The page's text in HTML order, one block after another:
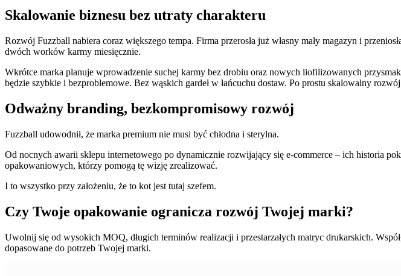
Skalowanie biznesu bez utraty charakteru
Rozwój Fuzzball nabiera coraz większego tempa. Firma przerosła już własny mały magazyn i
dwóch worków karmy miesięcznie.
Wkrótce marka planuje wprowadzenie suchej karmy bez drobiu oraz nowych liofilizowanych
będzie szybkie i bezproblemowe. Bez wąskich gardeł w łańcuchu dostaw. Po prostu skalowalny
Odważny branding, bezkompromisowy rozwój
Fuzzball udowodnił, że marka premium nie musi być chłodna i sterylna.
Od nocnych awarii sklepu internetowego po dynamicznie rozwijający się e-commerce – ich historia
opakowaniowych, którzy pomogą tę wizję zrealizować.
I to wszystko przy założeniu, że to kot jest tutaj szefem.
Czy Twoje opakowanie ogranicza rozwój Twojej marki?
Uwolnij się od wysokich MOQ, długich terminów realizacji i przestarzałych matryc drukarskich.
dopasowane do potrzeb Twojej marki.